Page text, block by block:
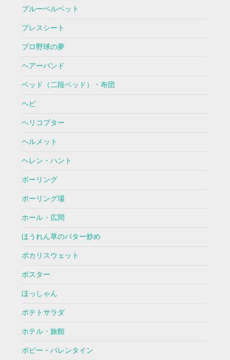
ブルーベルベット
プレスシート
プロ野球の夢
ヘアーバンド
ベッド（二段ベッド）・布団
ヘビ
ヘリコプター
ヘルメット
ヘレン・ハント
ボーリング
ボーリング場
ホール・広間
ほうれん草のバター炒め
ポカリスウェット
ポスター
ほっしゃん
ポテトサラダ
ホテル・旅館
ボビー・バレンタイン